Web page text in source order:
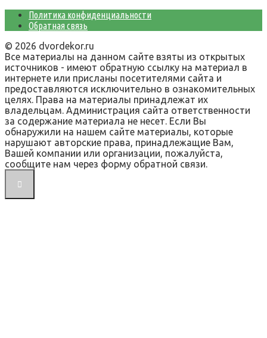
Политика конфиденциальности
Обратная связь
© 2026 dvordekor.ru
Все материалы на данном сайте взяты из открытых
источников - имеют обратную ссылку на материал в
интернете или присланы посетителями сайта и
предоставляются исключительно в ознакомительных
целях. Права на материалы принадлежат их
владельцам. Администрация сайта ответственности
за содержание материала не несет. Если Вы
обнаружили на нашем сайте материалы, которые
нарушают авторские права, принадлежащие Вам,
Вашей компании или организации, пожалуйста,
сообщите нам через форму обратной связи.